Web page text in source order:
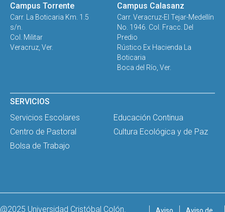
Campus Torrente
Carr. La Boticaria Km. 1.5
s/n.
Col. Militar
Veracruz, Ver.
Campus Calasanz
Carr. Veracruz-El Tejar-Medellín
No. 1946. Col. Fracc. Del
Predio
Rústico Ex Hacienda La
Boticaria
Boca del Río, Ver.
SERVICIOS
Servicios Escolares
Educación Continua
Centro de Pastoral
Cultura Ecológica y de Paz
Bolsa de Trabajo
@2025 Universidad Cristóbal Colón.